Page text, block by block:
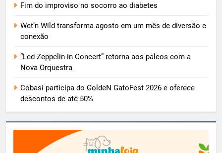
Fim do improviso no socorro ao diabetes
Wet’n Wild transforma agosto em um mês de diversão e
conexão
“Led Zeppelin in Concert” retorna aos palcos com a
Nova Orquestra
Cobasi participa do GoldeN GatoFest 2026 e oferece
descontos de até 50%